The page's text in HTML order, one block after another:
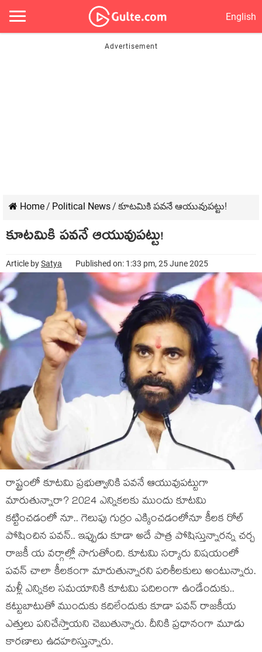
English
Home/ Political News/ కూట‌మికి ప‌వ‌నే ఆయువుప‌ట్టు!
కూట‌మికి ప‌వ‌నే ఆయువుప‌ట్టు!
Article bySatya Published on: 1:33 pm, 25 June 2025
రాష్ట్రంలో కూటమి ప్ర‌భుత్వానికి ప‌వ‌నే ఆయువుప‌ట్టుగా
మారుతున్నారా? 2024 ఎన్నిక‌ల‌కు ముందు కూట‌మి
క‌ట్టించ‌డంలో నూ.. గెలుపు గుర్రం ఎక్కించ‌డంలోనూ కీల‌క రోల్
పోషించిన ప‌వ‌న్‌.. ఇప్పుడు కూడా అదే పాత్ర పోషిస్తున్నార‌న్న చ‌ర్చ
రాజ‌కీ య వ‌ర్గాల్లో సాగుతోంది. కూట‌మి స‌ర్కారు విష‌యంలో
ప‌వ‌న్ చాలా కీల‌కంగా మారుతున్నార‌ని ప‌రిశీల‌కులు అంటున్నారు.
మ‌ళ్లీ ఎన్నిక‌ల స‌మయానికి కూట‌మి ప‌దిలంగా ఉండేందుకు..
క‌ట్టుబాటుతో ముందుకు క‌దిలేందుకు కూడా ప‌వ‌న్ రాజ‌కీయ
ఎత్తులు ప‌నిచేస్తాయ‌ని చెబుతున్నారు. దీనికి ప్ర‌ధానంగా మూడు
కార‌ణాలు ఉద‌హ‌రిస్తున్నారు.